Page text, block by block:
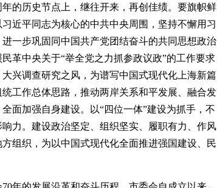
的历史节点上，继往开来，再创佳绩。要旗帜鲜
近平同志为核心的中共中央周围，坚持不懈用习
一步巩固同中国共产党团结奋斗的共同思想政治
革中央关于“举全党之力抓参政议政”的工作要求
兴调查研究之风，为谱写中国式现代化上海新篇
工作总体思路，推动两岸关系和平发展、融合发
面加强自身建设。以“四位一体”建设为抓手，不
力。建设政治坚定、组织坚实、履职有力、作风
组织，为以中国式现代化全面推进强国建设、民